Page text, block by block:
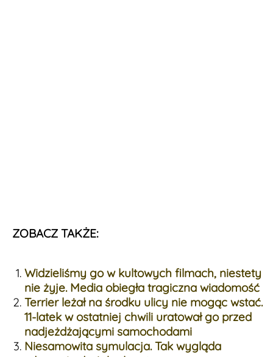
ZOBACZ TAKŻE:
Widzieliśmy go w kultowych filmach, niestety
nie żyje. Media obiegła tragiczna wiadomość
Terrier leżał na środku ulicy nie mogąc wstać.
11-latek w ostatniej chwili uratował go przed
nadjeżdżającymi samochodami
Niesamowita symulacja. Tak wygląda